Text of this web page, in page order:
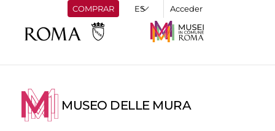
COMPRAR Acceder
MUSEO DELLE MURA